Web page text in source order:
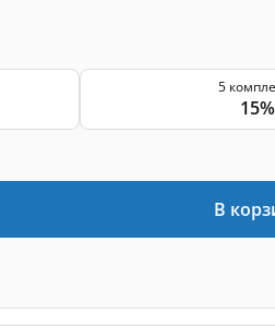
5
15%
В